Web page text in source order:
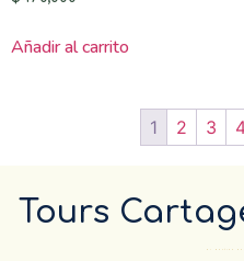
Añadir al carrito
1 2 3
Tours